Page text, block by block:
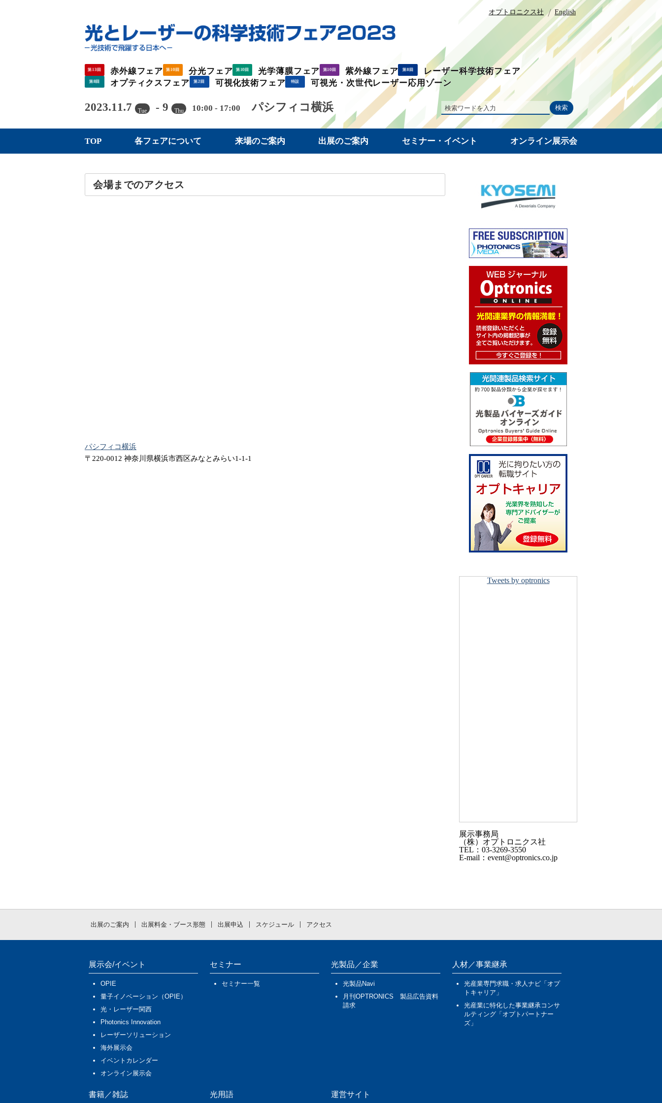
第13回 赤外線フェア 第10回 分光フェア 第10回 光学薄膜フェア 第10回 紫外線フェア 第8回 レーザー科学技術フェア
第8回 オプティクスフェア 第2回 可視化技術フェア 特設 可視光・次世代レーザー応用ゾーン
2023.11.7 Tue - 9 Thu 10:00 - 17:00 パシフィコ横浜
オプトロニクス社 English
TOP 各フェアについて 来場のご案内 出展のご案内 セミナー・イベント オンライン展示会
会場までのアクセス
パシフィコ横浜
〒220-0012 神奈川県横浜市西区みなとみらい1-1-1
Tweets by optronics
展示事務局
（株）オプトロニクス社
TEL：03-3269-3550
E-mail：event@optronics.co.jp
出展のご案内 出展料金・ブース形態 出展申込 スケジュール アクセス